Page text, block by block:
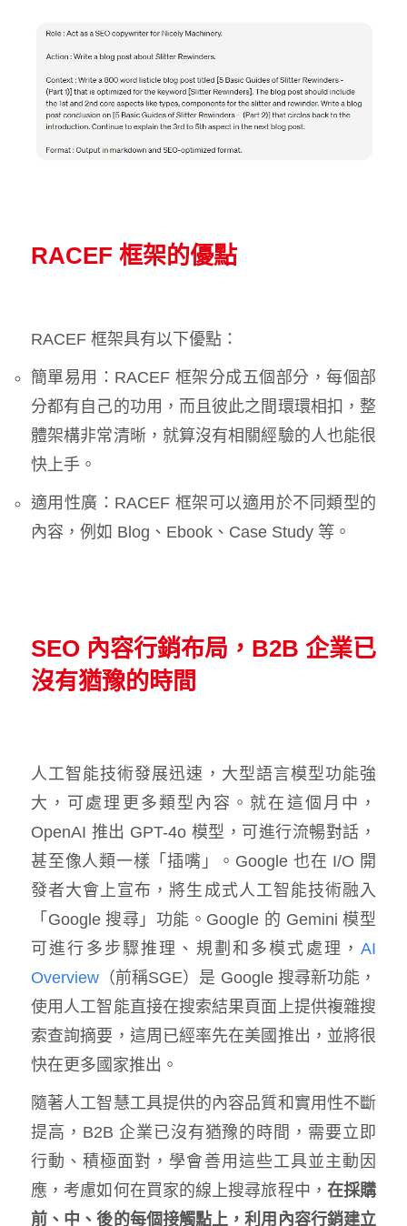
RACEF 框架的優點
RACEF 框架具有以下優點：
簡單易用：RACEF 框架分成五個部分，每個部
分都有自己的功用，而且彼此之間環環相扣，整
體架構非常清晰，就算沒有相關經驗的人也能很
快上手。
適用性廣：RACEF 框架可以適用於不同類型的
內容，例如 Blog、Ebook、Case Study 等。
SEO 內容行銷布局，B2B 企業已
沒有猶豫的時間
人工智能技術發展迅速，大型語言模型功能強
大，可處理更多類型內容。就在這個月中，
OpenAI 推出 GPT-4o 模型，可進行流暢對話，
甚至像人類一樣「插嘴」。Google 也在 I/O 開
發者大會上宣布，將生成式人工智能技術融入
「Google 搜尋」功能。Google 的 Gemini 模型
可進行多步驟推理、規劃和多模式處理， AI
Overview （前稱SGE）是 Google 搜尋新功能，
使用人工智能直接在搜索結果頁面上提供複雜搜
索查詢摘要，這周已經率先在美國推出，並將很
快在更多國家推出。
隨著人工智慧工具提供的內容品質和實用性不斷
提高，B2B 企業已沒有猶豫的時間，需要立即
行動、積極面對，學會善用這些工具並主動因
應，考慮如何在買家的線上搜尋旅程中， 在採購
前、中、後的每個接觸點上，利用內容行銷建立